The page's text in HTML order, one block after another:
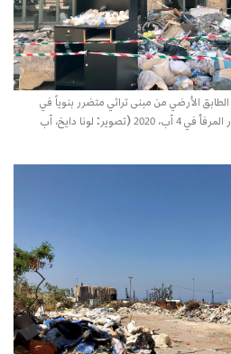
الأرضي من مبنى تراثي متضرر بنوياً في
منطقة الجميزة إثر انفجار المرفأ في 4 آب، 2020 (تصوير: لونا دايخ، آب